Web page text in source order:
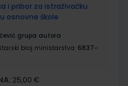
i pribor za istraživačku
osnovne škole
grupa autora
broj ministarstva: 6837-
25,00 €